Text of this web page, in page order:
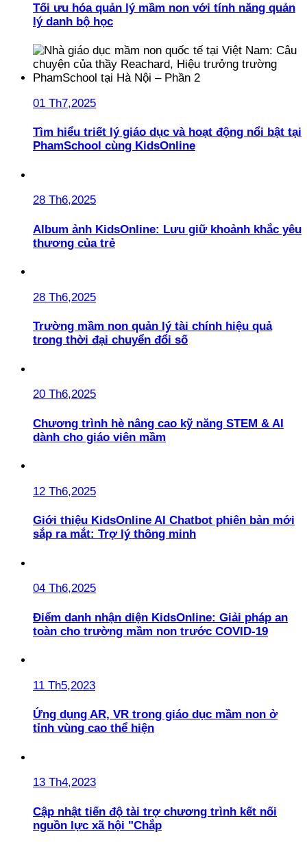
Tối ưu hóa quản lý mầm non với tính năng quản
lý danh bộ học
01 Th7,2025
Tìm hiểu triết lý giáo dục và hoạt động nổi bật tại
PhamSchool cùng KidsOnline
28 Th6,2025
Album ảnh KidsOnline: Lưu giữ khoảnh khắc yêu
thương của trẻ
28 Th6,2025
Trường mầm non quản lý tài chính hiệu quả
trong thời đại chuyển đổi số
20 Th6,2025
Chương trình hè nâng cao kỹ năng STEM & AI
dành cho giáo viên mầm
12 Th6,2025
Giới thiệu KidsOnline AI Chatbot phiên bản mới
sắp ra mắt: Trợ lý thông minh
04 Th6,2025
Điểm danh nhận diện KidsOnline: Giải pháp an
toàn cho trường mầm non trước COVID-19
11 Th5,2023
Ứng dụng AR, VR trong giáo dục mầm non ở
tỉnh vùng cao thể hiện
13 Th4,2023
Cập nhật tiến độ tài trợ chương trình kết nối
nguồn lực xã hội "Chắp